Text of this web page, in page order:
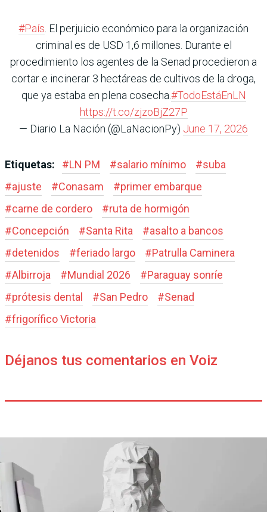
#País. El perjuicio económico para la organización
criminal es de USD 1,6 millones. Durante el
procedimiento los agentes de la Senad procedieron a
cortar e incinerar 3 hectáreas de cultivos de la droga,
que ya estaba en plena cosecha.#TodoEstáEnLN
https://t.co/zjzoBjZ27P
— Diario La Nación (@LaNacionPy) June 17, 2026
Etiquetas: #LN PM #salario mínimo #suba
#ajuste #Conasam #primer embarque
#carne de cordero #ruta de hormigón
#Concepción #Santa Rita #asalto a bancos
#detenidos #feriado largo #Patrulla Caminera
#Albirroja #Mundial 2026 #Paraguay sonríe
#prótesis dental #San Pedro #Senad
#frigorífico Victoria
Déjanos tus comentarios en Voiz